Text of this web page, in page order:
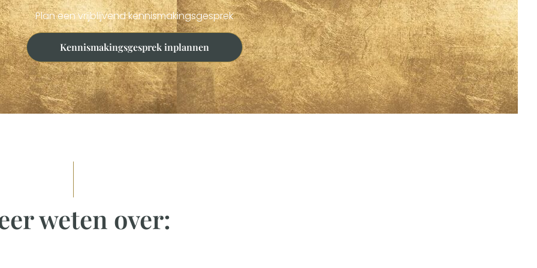
Plan een vrijblijvend kennismakingsgesprek
Kennismakingsgesprek inplannen
weten over: